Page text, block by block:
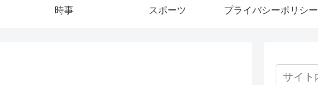
時事 スポーツ プライバシーポリシー